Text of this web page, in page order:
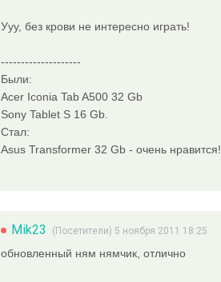
Ууу, без крови не интересно играть!
--------------------
Были:
Acer Iconia Tab A500 32 Gb
Sony Tablet S 16 Gb.
Стал:
Asus Transformer 32 Gb - очень нравится!
Mik23 (Посетители) 5 ноября 2011 18:25
обновленный ням нямчик, отлично